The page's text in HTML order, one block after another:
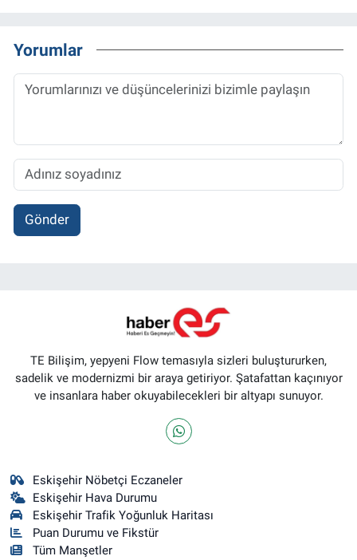
Yorumlar
Gönder
TE Bilişim, yepyeni Flow temasıyla sizleri buluştururken,
sadelik ve modernizmi bir araya getiriyor. Şatafattan kaçınıyor
ve insanlara haber okuyabilecekleri bir altyapı sunuyor.
Eskişehir Nöbetçi Eczaneler
Eskişehir Hava Durumu
Eskişehir Trafik Yoğunluk Haritası
Puan Durumu ve Fikstür
Tüm Manşetler